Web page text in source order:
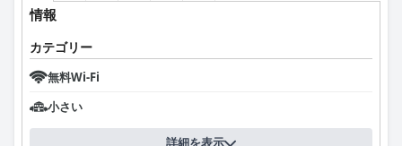
情報
カテゴリー
無料Wi-Fi
小さい
詳細を表示